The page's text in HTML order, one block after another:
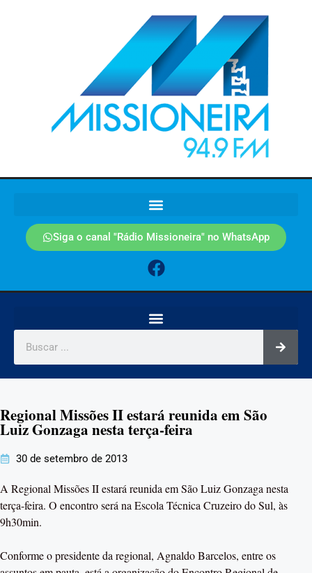
Siga o canal "Rádio Missioneira" no WhatsApp
Regional Missões II estará reunida em São
Luiz Gonzaga nesta terça-feira
30 de setembro de 2013
A Regional Missões II estará reunida em São Luiz Gonzaga nesta
terça-feira. O encontro será na Escola Técnica Cruzeiro do Sul, às
9h30min.
Conforme o presidente da regional, Agnaldo Barcelos, entre os